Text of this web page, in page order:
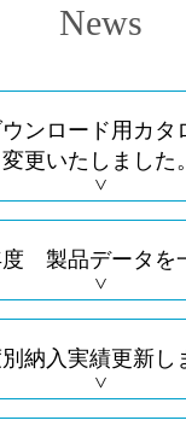
News
ンロード用カタ
変更いたしました。
度 製品データを
納入実績更新し